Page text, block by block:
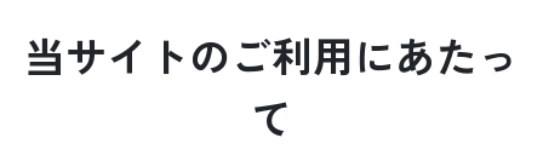
当サイトのご利用にあたっ
て